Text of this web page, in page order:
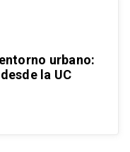
urbano:
la UC